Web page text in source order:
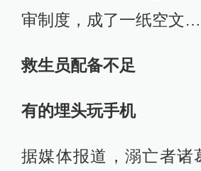
审制度，成了一纸空文
救生员配备不足
有的埋头玩手机
据媒体报道，溺亡者诸